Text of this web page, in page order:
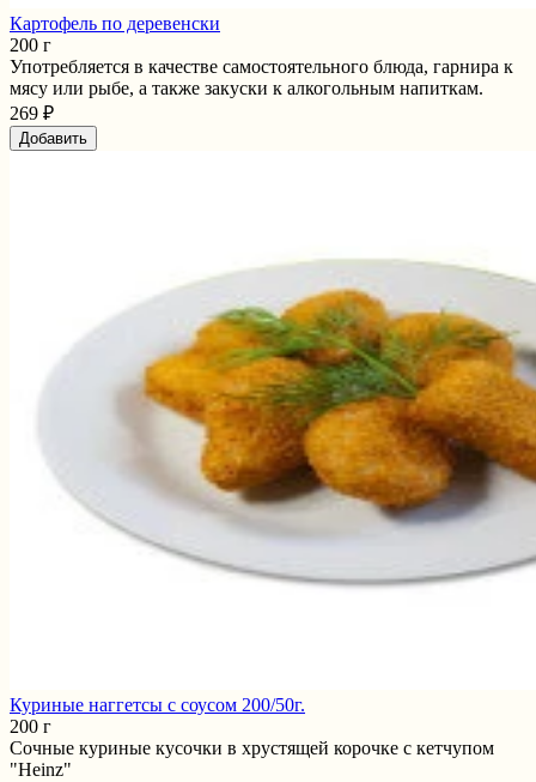
Картофель по деревенски
200 г
Употребляется в качестве самостоятельного блюда, гарнира к
мясу или рыбе, а также закуски к алкогольным напиткам.
269 ₽
Добавить
Куриные наггетсы с соусом 200/50г.
200 г
Сочные куриные кусочки в хрустящей корочке с кетчупом
"Heinz"